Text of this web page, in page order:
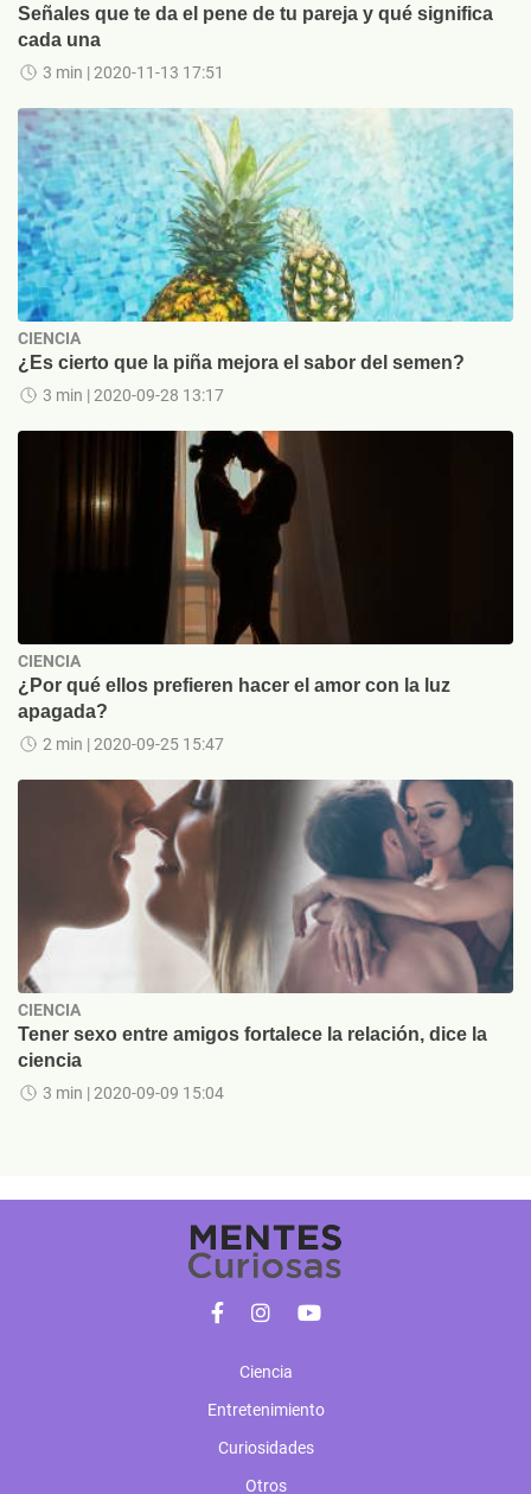
Señales que te da el pene de tu pareja y qué significa
cada una
3 min | 2020-11-13 17:51
CIENCIA
¿Es cierto que la piña mejora el sabor del semen?
3 min | 2020-09-28 13:17
CIENCIA
¿Por qué ellos prefieren hacer el amor con la luz
apagada?
2 min | 2020-09-25 15:47
CIENCIA
Tener sexo entre amigos fortalece la relación, dice la
ciencia
3 min | 2020-09-09 15:04
Ciencia
Entretenimiento
Curiosidades
Otros